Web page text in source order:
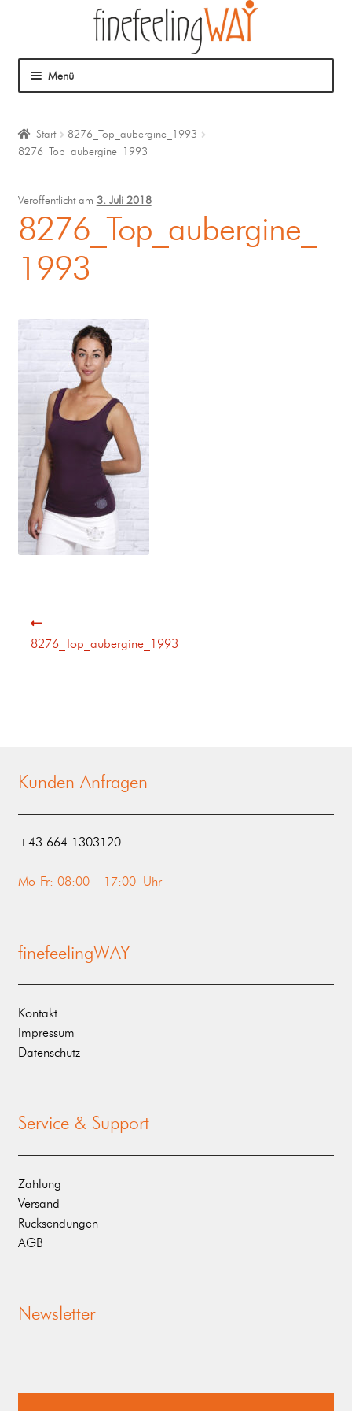
Menü
Mein Angebot
Coaching
Klangmassage
Start
8276_Top_aubergine_1993
8276_Top_aubergine_1993
Veröffentlicht am 3. Juli 2018
8276_Top_aubergine_
1993
8276_Top_aubergine_1993
Kunden Anfragen
‭+43 664 1303120‬
Mo-Fr: 08:00 – 17:00 Uhr
finefeelingWAY
Kontakt
Impressum
Datenschutz
Service & Support
Zahlung
Versand
Rücksendungen
AGB
Newsletter